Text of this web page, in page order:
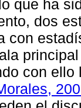
que ha
dos
con
con